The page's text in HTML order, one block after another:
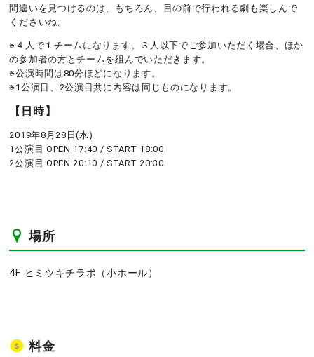
間違いを見つけるのは、もちろん、目の前で行われる劇も楽しんで
くださいね。
※４人で１チームになります。３人以下でご参加いただく場合、ほか
の参加者の方とチームを組んでいただきます。
※公演時間は80分ほどになります。
※1公演目、2公演目共に内容は同じものになります。
【日時】
2019年8月28日(水)
1公演目 OPEN 17:40 / START 18:00
2公演目 OPEN 20:10 / START 20:30
場所
4F ヒミツキチラボ（小ホール）
料金